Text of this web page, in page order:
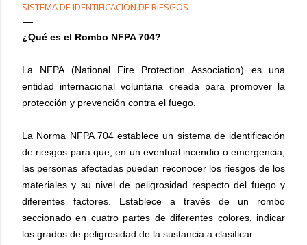
SISTEMA DE IDENTIFICACIÓN DE RIESGOS
¿Qué es el Rombo NFPA 704?
La NFPA (National Fire Protection Association) es una
entidad internacional voluntaria creada para promover la
protección y prevención contra el fuego.
La Norma NFPA 704 establece un sistema de identificación
de riesgos para que, en un eventual incendio o emergencia,
las personas afectadas puedan reconocer los riesgos de los
materiales y su nivel de peligrosidad respecto del fuego y
diferentes factores. Establece a través de un rombo
seccionado en cuatro partes de diferentes colores, indicar
los grados de peligrosidad de la sustancia a clasificar.